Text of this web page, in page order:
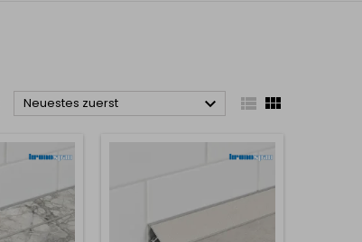
Neuestes zuerst   